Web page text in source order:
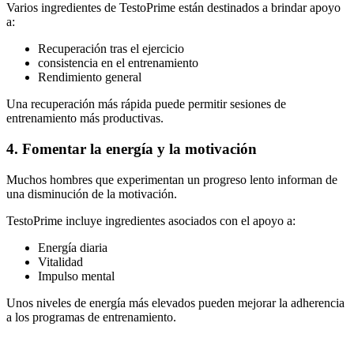
Varios ingredientes de TestoPrime están destinados a brindar apoyo
a:
Recuperación tras el ejercicio
consistencia en el entrenamiento
Rendimiento general
Una recuperación más rápida puede permitir sesiones de
entrenamiento más productivas.
4. Fomentar la energía y la motivación
Muchos hombres que experimentan un progreso lento informan de
una disminución de la motivación.
TestoPrime incluye ingredientes asociados con el apoyo a:
Energía diaria
Vitalidad
Impulso mental
Unos niveles de energía más elevados pueden mejorar la adherencia
a los programas de entrenamiento.